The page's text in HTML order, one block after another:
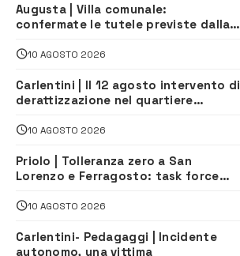
Augusta | Villa comunale:
confermate le tutele previste dalla
10 AGOSTO 2026
Carlentini | Il 12 agosto intervento di
derattizzazione nel quartiere
10 AGOSTO 2026
Priolo | Tolleranza zero a San
Lorenzo e Ferragosto: task force
navette gratuite
10 AGOSTO 2026
Carlentini- Pedagaggi | Incidente
autonomo, una vittima